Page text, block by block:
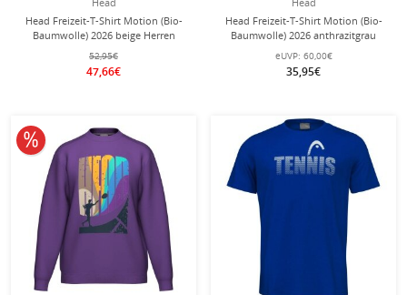
Head Freizeit-T-Shirt Motion (Bio-
Baumwolle) 2026 beige Herren
52,95€
47,66€
Head Freizeit-T-Shirt Motion (Bio-
Baumwolle) 2026 anthrazitgrau
Herren
eUVP: 60,00€
35,95€
10% reduziert